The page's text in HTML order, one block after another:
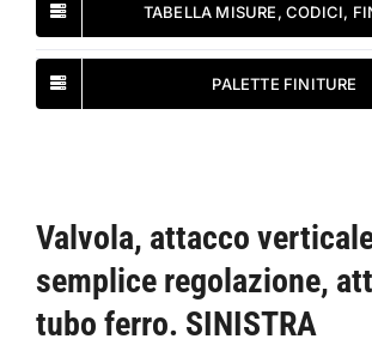
TABELLA MISURE, CODICI,
PALETTE FINITURE
Valvola, attacco
semplice regolazione,
tubo ferro. SINISTRA